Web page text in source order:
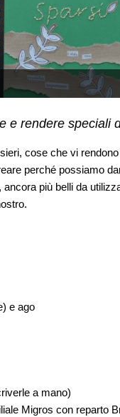
e rendere speciali
cose che vi
perché possiamo
più belli da
e ago
a mano)
Migros con reparto